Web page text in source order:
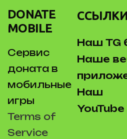
DONATE
MOBILE
Сервис
доната в
мобильные
игры
Terms of
Service
ССЫЛКИ
Наш TG
Наше
Наш
YouTube